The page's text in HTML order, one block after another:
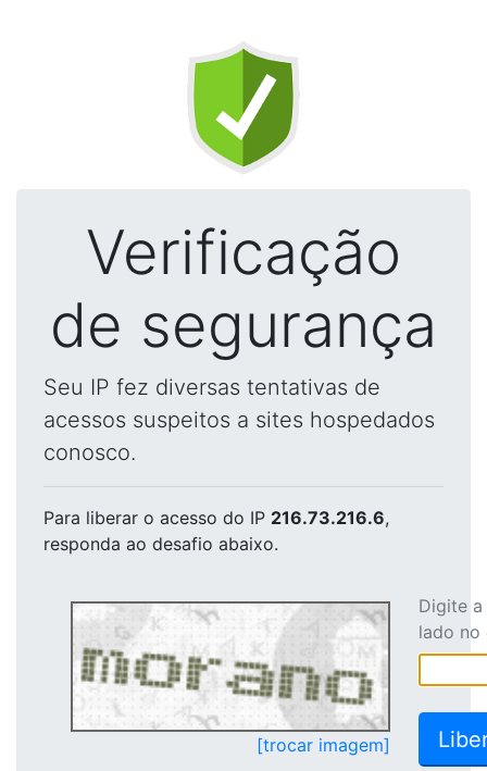
Verificação
de segurança
Seu IP fez diversas tentativas de
acessos suspeitos a sites hospedados
conosco.
Para liberar o acesso do IP 216.73.216.6,
responda ao desafio abaixo.
[trocar imagem]
Digite
lado no